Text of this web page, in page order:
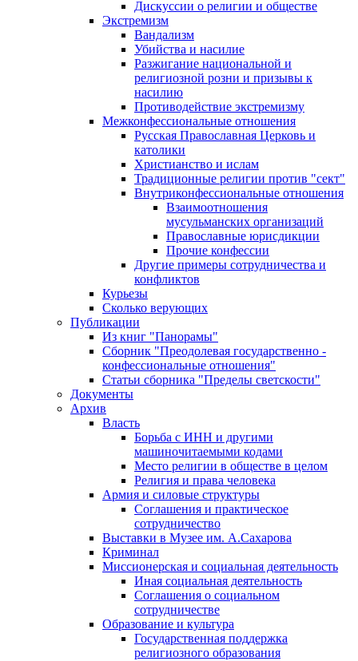
Дискуссии о религии и обществе
Экстремизм
Вандализм
Убийства и насилие
Разжигание национальной и
религиозной розни и призывы к
насилию
Противодействие экстремизму
Межконфессиональные отношения
Русская Православная Церковь и
католики
Христианство и ислам
Традиционные религии против "сект"
Внутриконфессиональные отношения
Взаимоотношения
мусульманских организаций
Православные юрисдикции
Прочие конфессии
Другие примеры сотрудничества и
конфликтов
Курьезы
Сколько верующих
Публикации
Из книг "Панорамы"
Сборник "Преодолевая государственно -
конфессиональные отношения"
Статьи сборника "Пределы светскости"
Документы
Архив
Власть
Борьба с ИНН и другими
машиночитаемыми кодами
Место религии в обществе в целом
Религия и права человека
Армия и силовые структуры
Соглашения и практическое
сотрудничество
Выставки в Музее им. А.Сахарова
Криминал
Миссионерская и социальная деятельность
Иная социальная деятельность
Соглашения о социальном
сотрудничестве
Образование и культура
Государственная поддержка
религиозного образования